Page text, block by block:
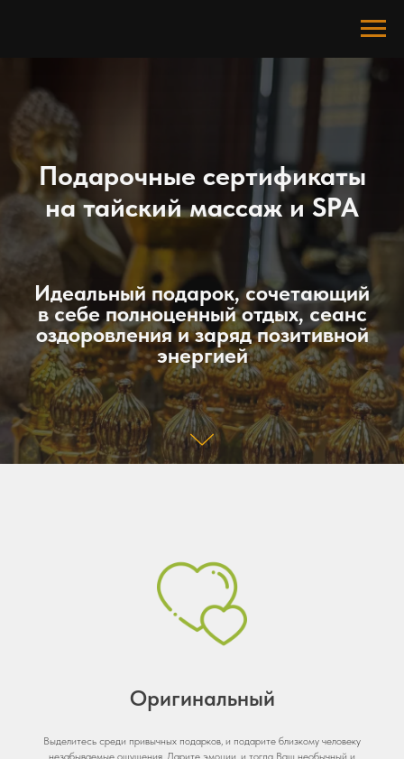
Подарочные сертификаты
на тайский массаж и SPA
Идеальный подарок, сочетающий
в себе полноценный отдых, сеанс
оздоровления и заряд позитивной
энергией
Оригинальный
Выделитесь среди привычных подарков, и подарите близкому человеку
незабываемые ощущения. Дарите эмоции, и тогда Ваш необычный и